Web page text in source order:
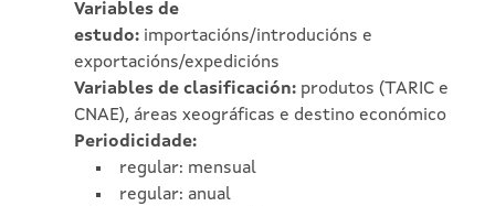
Variables de
estudo: importacións/introducións e
exportacións/expedicións
Variables de clasificación: produtos (TARIC e
CNAE), áreas xeográficas e destino económico
Periodicidade:
regular: mensual
regular: anual